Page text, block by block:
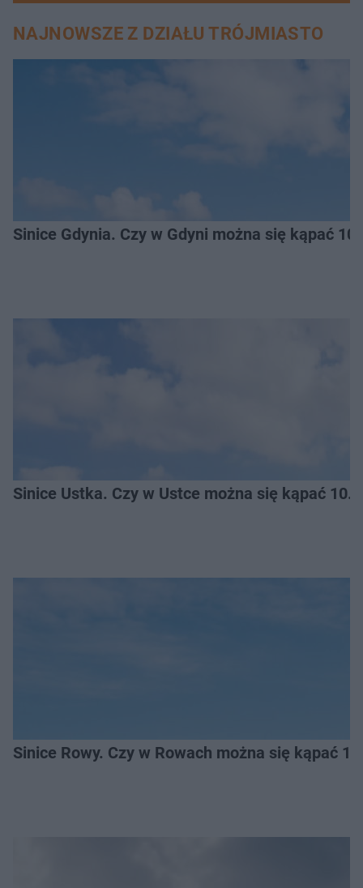
NAJNOWSZE Z DZIAŁU TRÓJMIASTO
Sinice Gdynia. Czy w Gdyni można się kąpać
Sinice Ustka. Czy w Ustce można się kąpać
Sinice Rowy. Czy w Rowach można się kąpać